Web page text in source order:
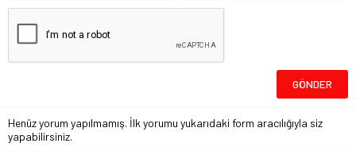
Henüz yorum yapılmamış. İlk yorumu yukarıdaki form aracılığıyla siz
yapabilirsiniz.